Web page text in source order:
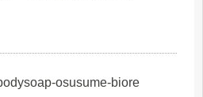
osusume-biore